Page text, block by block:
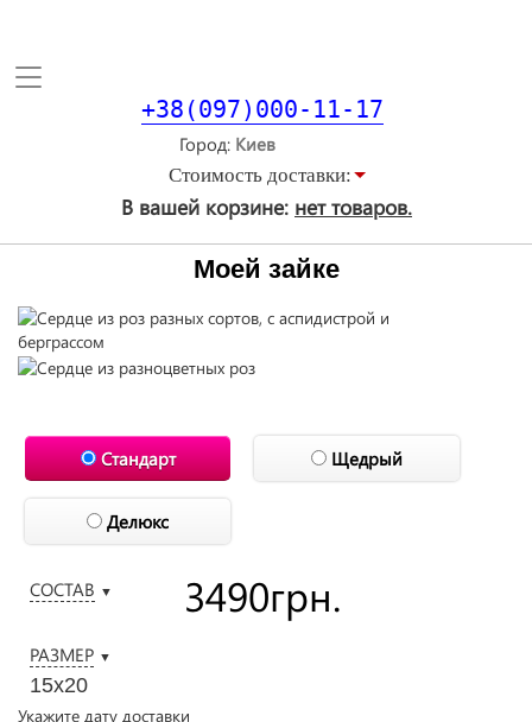
Toggle
+38(097)000-11-17
Город
Стоимость доставки:
В вашей корзине: нет товаров.
Моей зайке
Стандарт Щедрый
Делюкс
СОСТАВ ▼
РАЗМЕР ▼
15х20
3490грн.
Укажите дату доставки